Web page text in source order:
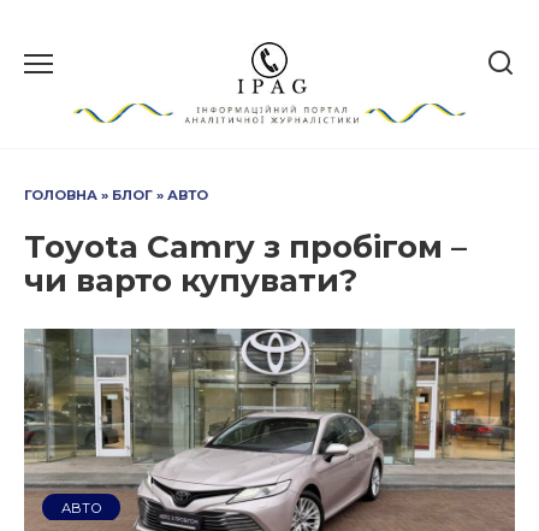
вмісту
ГОЛОВНА » БЛОГ » АВТО
Toyota Camry з пробігом –
чи варто купувати?
АВТО